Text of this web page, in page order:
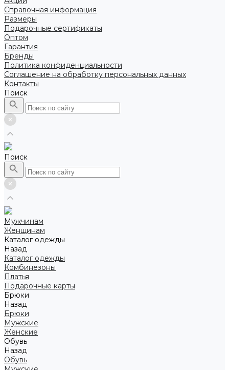
Справочная информация
Размеры
Подарочные сертификаты
Оптом
Гарантия
Бренды
Политика конфиденциальности
Соглашение на обработку персональных данных
Контакты
Поиск
Поиск
Мужчинам
Женщинам
Каталог одежды
Назад
Каталог одежды
Комбинезоны
Платья
Подарочные карты
Брюки
Назад
Брюки
Мужские
Женские
Обувь
Назад
Обувь